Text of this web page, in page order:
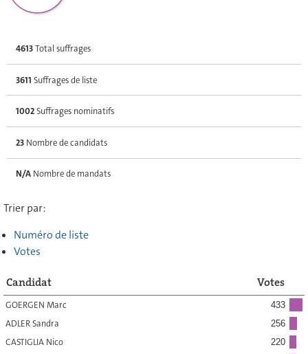
4613Total suffrages
3611 Suffrages de liste
1002Suffrages nominatifs
23Nombre de candidats
N/ANombre de mandats
Trier par:
Numéro de liste
Votes
Candidat Votes
GOERGEN Marc 433
ADLER Sandra 256
CASTIGLIA Nico 220